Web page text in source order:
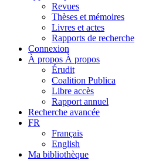
Revues
Thèses et mémoires
Livres et actes
Rapports de recherche
Connexion
À propos À propos
Érudit
Coalition Publica
Libre accès
Rapport annuel
Recherche avancée
FR
Français
English
Ma bibliothèque